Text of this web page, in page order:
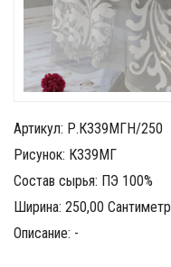
Артикул: Р.К339МГН/250
Рисунок: К339МГ
Состав сырья: ПЭ 100%
Ширина: 250,00 Сантиметр
Описание: -